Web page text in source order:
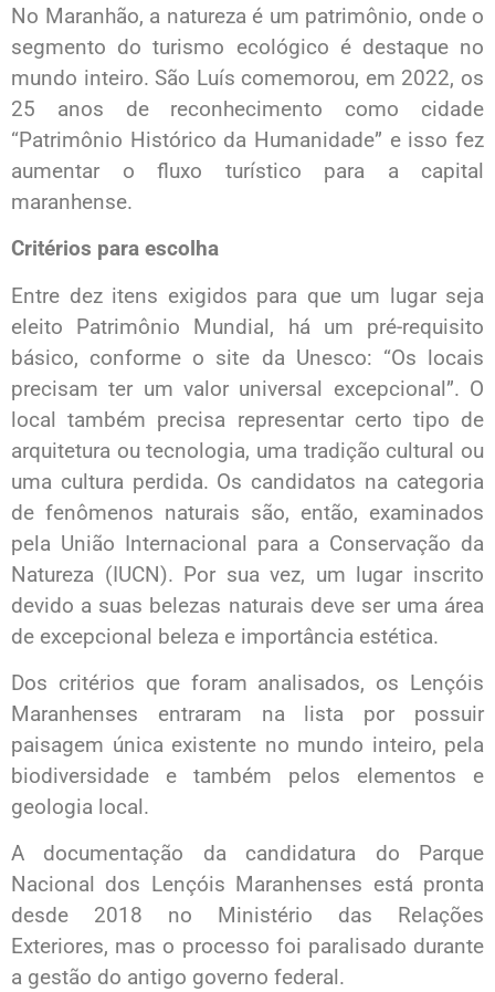
No Maranhão, a natureza é um patrimônio, onde o
segmento do turismo ecológico é destaque no
mundo inteiro. São Luís comemorou, em 2022, os
25 anos de reconhecimento como cidade
“Patrimônio Histórico da Humanidade” e isso fez
aumentar o fluxo turístico para a capital
maranhense.
Critérios para escolha
Entre dez itens exigidos para que um lugar seja
eleito Patrimônio Mundial, há um pré-requisito
básico, conforme o site da Unesco: “Os locais
precisam ter um valor universal excepcional”. O
local também precisa representar certo tipo de
arquitetura ou tecnologia, uma tradição cultural ou
uma cultura perdida. Os candidatos na categoria
de fenômenos naturais são, então, examinados
pela União Internacional para a Conservação da
Natureza (IUCN). Por sua vez, um lugar inscrito
devido a suas belezas naturais deve ser uma área
de excepcional beleza e importância estética.
Dos critérios que foram analisados, os Lençóis
Maranhenses entraram na lista por possuir
paisagem única existente no mundo inteiro, pela
biodiversidade e também pelos elementos e
geologia local.
A documentação da candidatura do Parque
Nacional dos Lençóis Maranhenses está pronta
desde 2018 no Ministério das Relações
Exteriores, mas o processo foi paralisado durante
a gestão do antigo governo federal.